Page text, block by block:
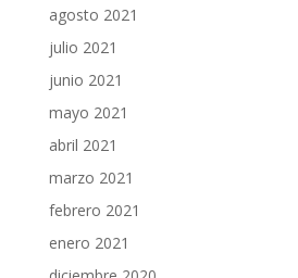
agosto 2021
julio 2021
junio 2021
mayo 2021
abril 2021
marzo 2021
febrero 2021
enero 2021